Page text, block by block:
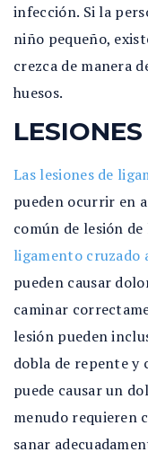
infección. Si la
niño pequeño,
crezca de manera
huesos.
Las lesiones de
pueden ocurrir en
común de lesión
ligamento cruzado
pueden causar
caminar
lesión pueden
dobla de repente y
puede causar un
menudo requieren
sanar